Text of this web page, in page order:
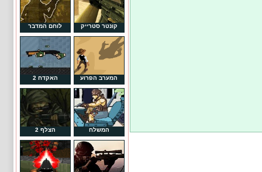
קונטר סטרייק לוחם המדבר
המערב הפרוע האקדח 2
המשלח הצלף 2